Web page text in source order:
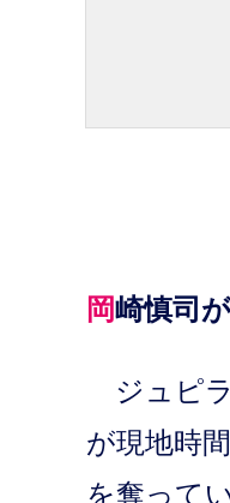
岡崎慎
ジュピラ
が現地時
を奪って